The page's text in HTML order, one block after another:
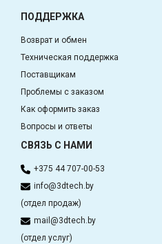
ПОДДЕРЖКА
Возврат и обмен
Техническая поддержка
Поставщикам
Проблемы с заказом
Как оформить заказ
Вопросы и ответы
СВЯЗЬ С НАМИ
+375 44 707-00-53
info@3dtech.by
(отдел продаж)
mail@3dtech.by
(отдел услуг)